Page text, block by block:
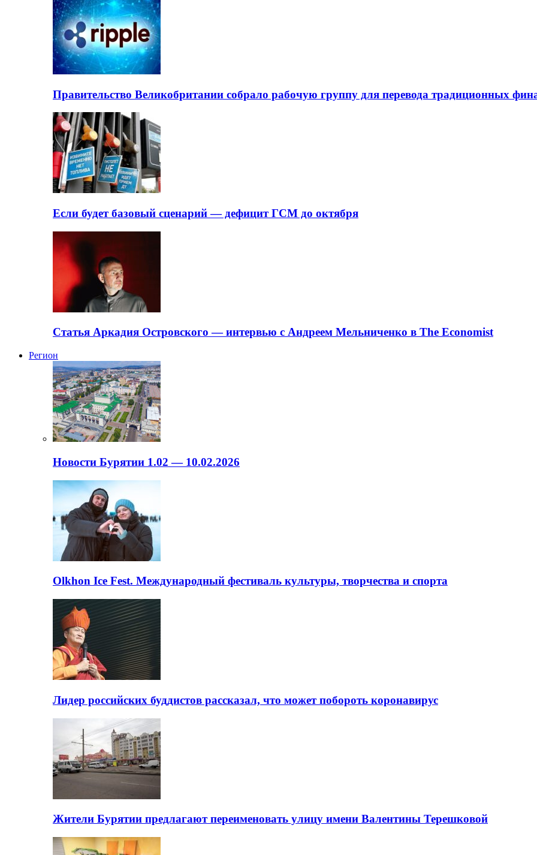
Правительство Великобритании собрало рабочую группу для перевода традиционных
Если будет базовый сценарий — дефицит ГСМ до октября
Статья Аркадия Островского — интервью с Андреем Мельниченко в The Economist
Регион
Новости Бурятии 1.02 — 10.02.2026
Olkhon Ice Fest. Международный фестиваль культуры, творчества и спорта
Лидер российских буддистов рассказал, что может побороть коронавирус
Жители Бурятии предлагают переименовать улицу имени Валентины Терешковой